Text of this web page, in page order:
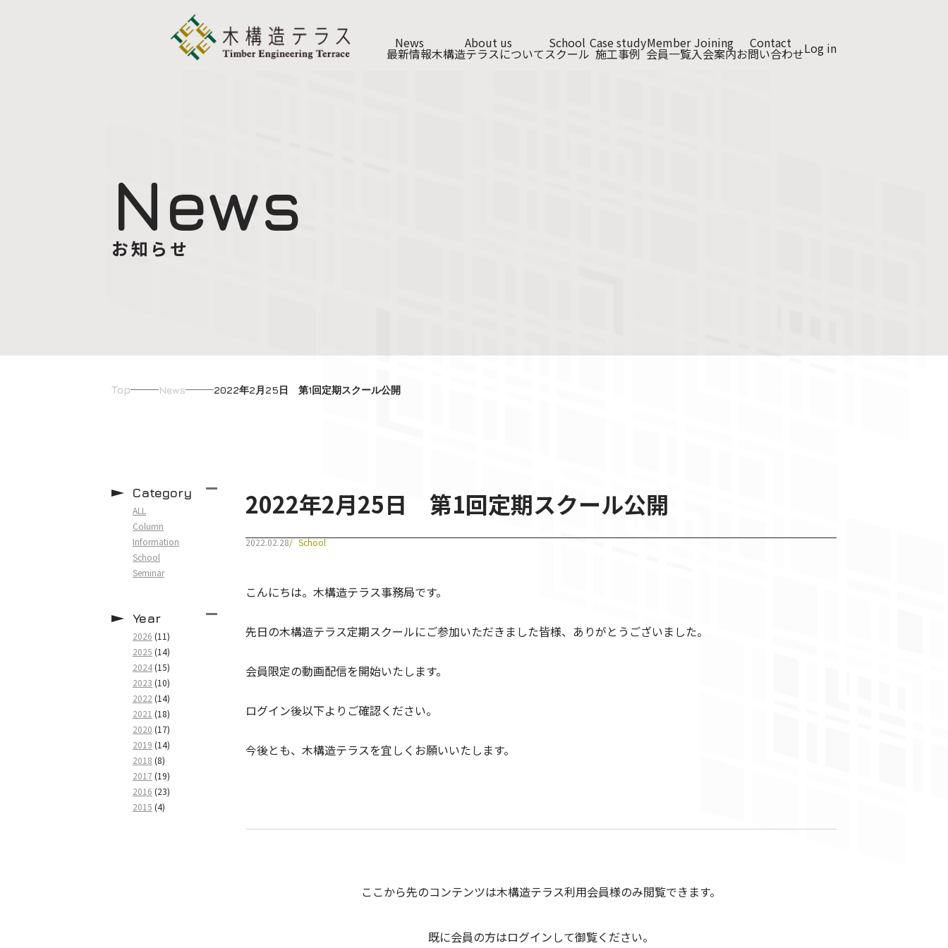
News
最新情報
About us
木構造テラスについて
School
スクール
Case study
施工事例
Member
会員一覧
Joining
入会案内
Contact
お問い合わせLog in
News
お知らせ
Top News 2022年2月25日 第1回定期スクール公開
2022年2月25日 第1回定期スクール公開
2022.02.28 School
こんにちは。木構造テラス事務局です。
先日の木構造テラス定期スクールにご参加いただきました皆様、ありがとうございました。
会員限定の動画配信を開始いたします。
ログイン後以下よりご確認ください。
今後とも、木構造テラスを宜しくお願いいたします。
ここから先のコンテンツは木構造テラス利用会員様のみ閲覧できます。
既に会員の方はログインして御覧ください。
Category
ALL
Column
Information
School
Seminar
Year
2026 (11)
2025 (14)
2024(15)
2023 (10)
2022 (14)
2021 (18)
2020 (17)
2019 (14)
2018 (8)
2017(19)
2016 (23)
2015 (4)